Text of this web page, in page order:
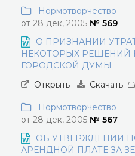
Нормотворчество
от 28 дек, 2005 № 569
О ПРИЗНАНИИ
НЕКОТОРЫХ РЕШЕНИЙ
ГОРОДСКОЙ ДУМЫ
Открыть
Скачать
Нормотворчество
от 28 дек, 2005 № 567
ОБ УТВЕРЖДЕНИИ
АРЕНДНОЙ ПЛАТЕ ЗА